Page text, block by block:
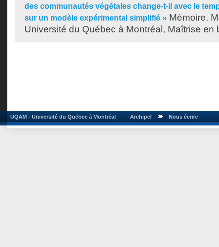
des communautés végétales change-t-il avec le
sur un modèle expérimental simplifié » Mémoire.
Université du Québec à Montréal, Maîtrise en
UQAM - Université du Québec à Montréal Archipel Nous écrire